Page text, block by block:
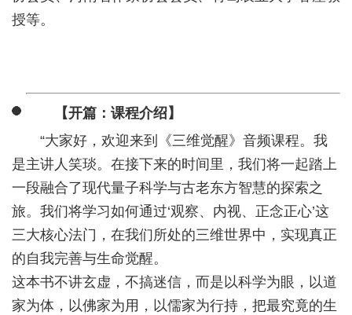
授等。
【开篇：课程介绍】
“大家好，欢迎来到《三维觉醒》音频课程。我
是主讲人笑琰。在接下来的时间里，我们将一起踏上
一段融合了现代量子科学与古老东方智慧的探索之
旅。我们将学习如何通过‘观察、内视、正念正心’这
三大核心法门，在我们所处的三维世界中，实现真正
的自我完善与生命觉醒。
这本书不讲玄虚，不搞迷信，而是以科学为眼，以道
家为体，以佛家为用，以儒家为行持，把最究竟的生